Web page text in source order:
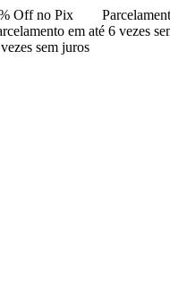
Off no Pix
em até 6 vezes
sem juros